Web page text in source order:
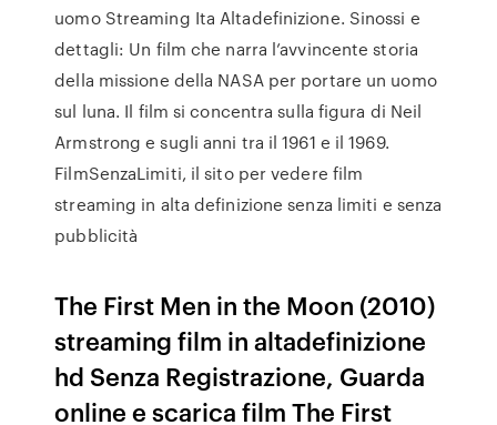
uomo Streaming Ita Altadefinizione. Sinossi e
dettagli: Un film che narra l’avvincente storia
della missione della NASA per portare un uomo
sul luna. Il film si concentra sulla figura di Neil
Armstrong e sugli anni tra il 1961 e il 1969.
FilmSenzaLimiti, il sito per vedere film
streaming in alta definizione senza limiti e senza
pubblicità
The First Men in the Moon (2010)
streaming film in altadefinizione
hd Senza Registrazione, Guarda
online e scarica film The First